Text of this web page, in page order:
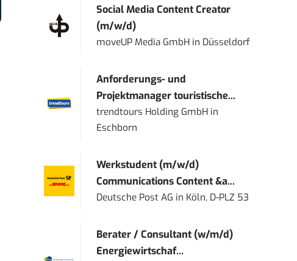
Social Media Content Creator
(m/w/d)
moveUP Media GmbH in Düsseldorf
Anforderungs- und
Projektmanager touristische...
trendtours Holding GmbH in
Eschborn
Werkstudent (m/w/d)
Communications Content &a...
Deutsche Post AG in Köln, D-PLZ 53
Berater / Consultant (w/m/d)
Energiewirtschaf...